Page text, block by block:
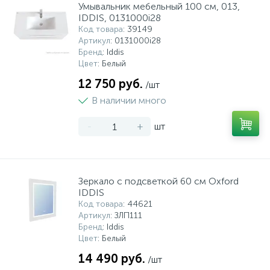
Умывальник мебельный 100 см, 013,
IDDIS, 0131000i28
Код товара: 39149
Артикул: 0131000i28
Бренд: Iddis
Цвет: Белый
12 750 руб. /шт
В наличии много
- + шт
Зеркало с подсветкой 60 см Oxford
IDDIS
Код товара: 44621
Артикул: ЗЛП111
Бренд: Iddis
Цвет: Белый
14 490 руб. /шт